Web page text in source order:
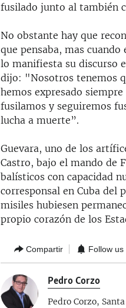
fusilado junto al también
No obstante hay que
que pensaba, mas
lo manifiesta su discurso
dijo: "Nosotros tenemos
hemos expresado
fusilamos y seguiremos
lucha a muerte”.
Guevara, uno de los
Castro, bajo el mando de
balísticos con capacidad
corresponsal en Cuba del
misiles hubiesen
propio corazón de los
Compartir Follow us
Pedro Corzo
Pedro Corzo,